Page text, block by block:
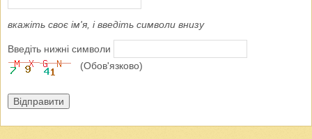
вкажіть своє ім'я, і введіть символи внизу
Введіть нижні символи
(Обов'язково)
Відправити